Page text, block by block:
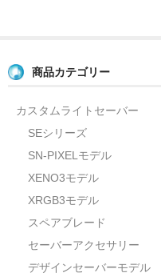
商品カテゴリー
カスタムライトセーバー
SEシリーズ
SN-PIXELモデル
XENO3モデル
XRGB3モデル
スペアブレード
セーバーアクセサリー
デザインセーバーモデル